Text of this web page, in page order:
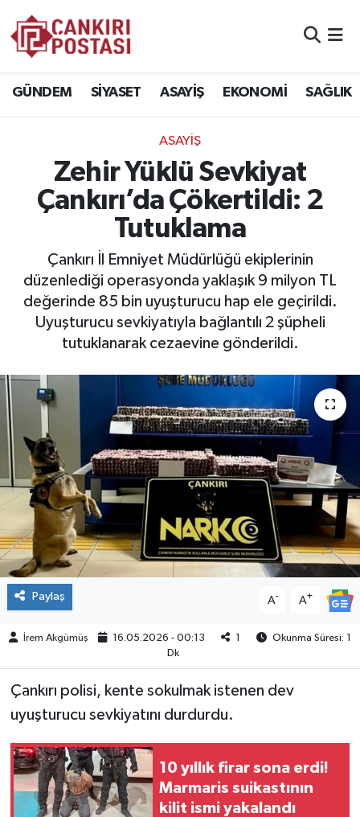
GÜNDEM SİYASET ASAYİŞ EKONOMİ SAĞLIK
ASAYİŞ
Zehir Yüklü Sevkiyat
Çankırı’da Çökertildi: 2
Tutuklama
Çankırı İl Emniyet Müdürlüğü ekiplerinin
düzenlediği operasyonda yaklaşık 9 milyon TL
değerinde 85 bin uyuşturucu hap ele geçirildi.
Uyuşturucu sevkiyatıyla bağlantılı 2 şüpheli
tutuklanarak cezaevine gönderildi.
Paylaş A- A+
İrem Akgümüş 16.05.2026 - 00:13
Okunma Süresi: 1
Dk
Çankırı polisi, kente sokulmak istenen dev
uyuşturucu sevkiyatını durdurdu.
10 yıllık firar sona erdi!
Marmaris suikastının
kilit ismi yakalandı
EKONOMİ
SPOR
EĞİTİM
YAŞAM
ÇEVRE
İLÇELER
RESMİ İLANLAR
KÜLTÜR
TURİZM
MAGAZİN
VEFAT
BÖLGE
TÜRKİYE
DÜNYA
Trafik Durumu
Süper Lig Puan Durumu ve Fikstür
Tüm Manşetler
Son Dakika Haberleri
Haber Arşivi